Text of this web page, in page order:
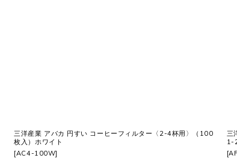
三洋産業 アバカ 円すい コーヒーフィルター〈2-4杯用〉（100
枚入）ホワイト
[AC4-100W]
三
1-
[